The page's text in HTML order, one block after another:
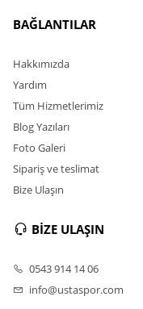
BAĞLANTILAR
Hakkımızda
Yardım
Tüm Hizmetlerimiz
Blog Yazıları
Foto Galeri
Sipariş ve teslimat
Bize Ulaşın
BİZE ULAŞIN
0543 914 14 06
info@ustaspor.com